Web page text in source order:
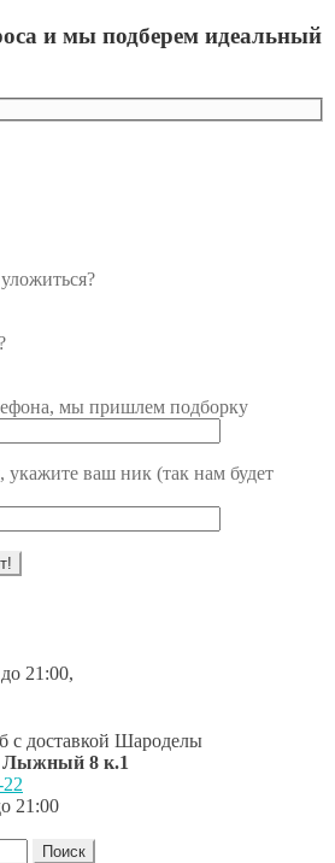
и мы подберем идеальный
мы пришлем подборку
укажите ваш ник (так нам будет
21:00,
доставкой Шароделы
Лыжный 8 к.1
21:00
Поиск